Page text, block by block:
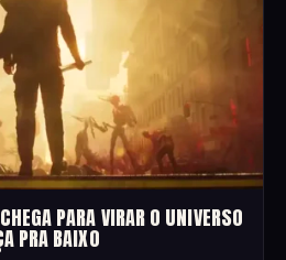
PARA VIRAR O UNIVERSO
PRA BAIXO